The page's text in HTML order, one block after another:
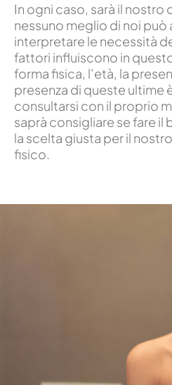
In ogni caso, sarà il nostro
nessuno meglio di noi
interpretare le necessità
fattori influiscono in
forma fisica, l’età, la
presenza di queste ultime
consultarsi con il proprio
saprà consigliare se fare il
la scelta giusta per il
fisico.